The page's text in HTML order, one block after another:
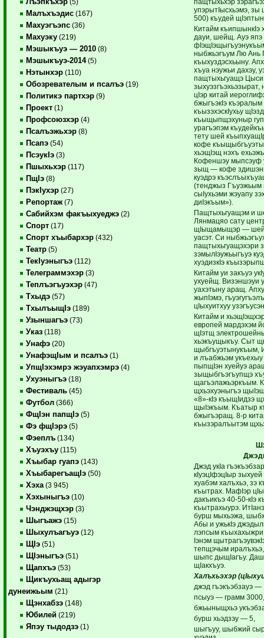
(5)
Малъхъэдис (167)
Махуэгъэпс (36)
Махуэку (219)
Мэшыкъуэ — 2010 (8)
Мэшыкъуэ-2014(5)
Нэтынхэр (110)
Обозревателым и псалъэ (19)
Политикэ партхэр (9)
Проект (1)
Профсоюзхэр (4)
Псалъэжьхэр (8)
Псапэ (54)
ПсэукIэ (3)
Пшыхьхэр (117)
ПщIэ (8)
ПэкIухэр (27)
Репортаж (7)
Сабийхэм факъыхуеджэ (2)
Спорт (17)
Спорт хъыбархэр (432)
Театр (5)
ТекIуэныгъэ (112)
Телеграммэхэр (3)
Теплъэгъуэхэр (47)
Тхыдэ (57)
ТхылъыщIэ (189)
Узыншагъэ (73)
Указ (118)
Унафэ (20)
УнафэщIым и псалъэ (1)
УпщIэхэмрэ жэуапхэмрэ (4)
Ухуэныгъэ (18)
Фестиваль (45)
Футбол (366)
ФщIэн папщIэ (5)
Фэ фщIэрэ (5)
Фэеплъ (134)
Хъуэхъу (115)
Хъыбар гуапэ (143)
ХъыбарегъащIэ (50)
Хэха (3 945)
Хэхыныгъэ (10)
Чэнджэщхэр (3)
Шыгъажэ (15)
Шыхулъагъуэ (12)
ЩIэ (51)
ЩIэныгъэ (51)
Щапхъэ (53)
Щикъухьащ адыгэр
дунеижьым (21)
Щэнхабзэ (148)
Юбилей (219)
Япэу тыдодзэ (1)
упэрытIысхьэмэ, зы
500) къудей
Китайм къипшынкIэ
дауи, шейщ. Ауэ
ныбжьэгъум Лю Ань
къыхуздэсхьыну.
хъуа нэужьи дахэу,
пащтыхьгуащэ
цIэр китай
бжыгъэкIэ
къызэхэскIухьу
къыщыпщэхуныр
урагъэпэм
тету шей
кофе
хьэщIэщ нэхъ
Кофеншэу мыпсэуф
зыщ — кофе
куэдрэ
(тенджыз Гъуэжьым
сыIухьэми жэуапу
диIэкъым»).
Пащтыхьгуащэм и
Лянмацяо сату
щIыщамыщэр —
уасэт. Си
пащтыхьгуащэхэри
зэмылIэужьыгъуэ
хуэдизкIэ
Китайм уи закъуэ
ухуейщ. Визэншэуи
уахэтыну аращ.
жыпIэмэ,
цIыхуитхуу
Китайм и
европей мардэхэм
щIэтщ
хьэкъущыкъу. Сыт
щыбгъуэтынукъым,
и лъабжьэм
пыпщIэн хуейуэ
зыщыбгъэгъупщэ
щагъэлажьэркъым.
щхьэхуэныгъэ
«8»-кIэ къыщIидзэ
щыIэкъым. Къатыр
бжыгъэращ. 8-р
къызэралъытэм
Джэд укIа
кIуэцIфэцIыр
хуабэм халъхьэ, зэ
къытрах. МафIэр
дакъикъэ 40-50-кIэ
къытрахыурэ.
бурш мыхьэжа,
Абы и ужькIэ
лэпсым
Iэнэм
тепщэчым
шыпс дыщIагъу.
щIакхъуэ.
Халъхьэхэр
джэд гъэкъэбзауэ —
псыуэ — грамм 3000,
бжьыныщхьэ
бурш хьэдзэу — 5,
шыгъуу, шыбжий